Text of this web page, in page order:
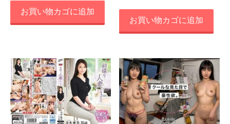
お買い物カゴに追加
お買い物カゴに追加